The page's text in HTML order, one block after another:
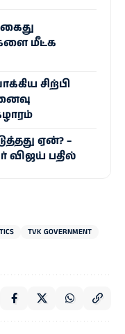
மீட்க
சிற்பி
ஏன்? –
விஜய் பதில்
TVK GOVERNMENT